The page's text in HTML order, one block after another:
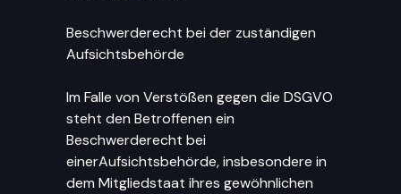
Beschwerderecht bei der zuständigen
Aufsichtsbehörde
Im Falle von Verstößen gegen die DSGVO
steht den Betroffenen ein
Beschwerderecht bei
einerAufsichtsbehörde, insbesondere in
dem Mitgliedstaat ihres gewöhnlichen